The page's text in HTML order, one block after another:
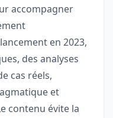
accompagner
en 2023,
des analyses
cas réels,
et
contenu évite la